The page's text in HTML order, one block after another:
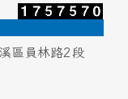
區員林路2段